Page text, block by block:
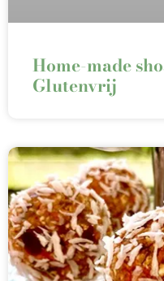
Home-made
Glutenvrij